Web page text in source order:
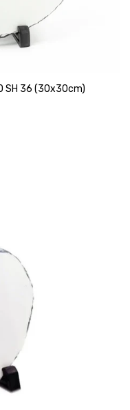
SH 36 (30x30cm)